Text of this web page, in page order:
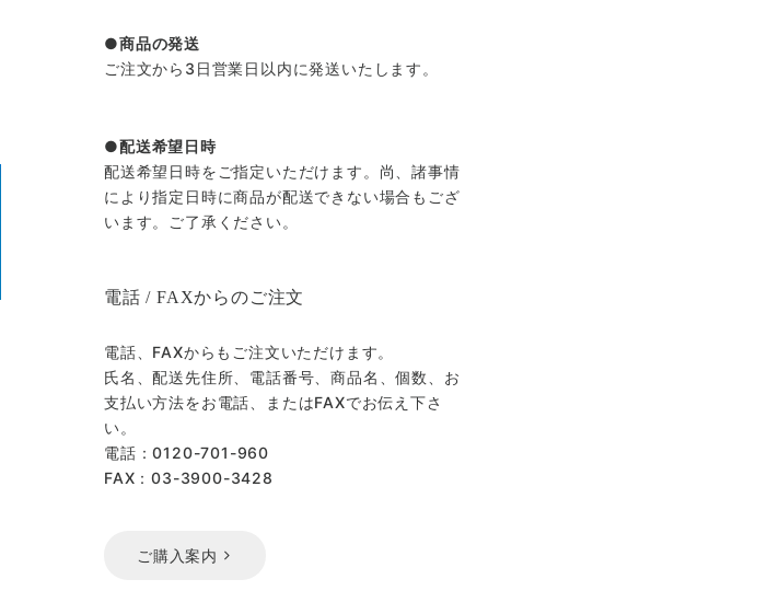
商品の発送
ご注文から3日営業日以内に発送いたします。
配送希望日時
配送希望日時をご指定いただけます。尚、諸事情
により指定日時に商品が配送できない場合もござ
います。ご了承ください。
電話 / FAXからのご注文
電話、FAXからもご注文いただけます。
氏名、配送先住所、電話番号、商品名、個数、お
支払い方法をお電話、またはFAXでお伝え下さ
い。
電話：0120-701-960
FAX：03-3900-3428
ご購入案内